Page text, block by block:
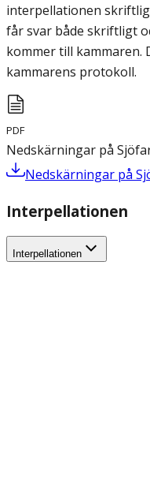
interpellationen
får svar både skriftligt
kommer till kammaren.
kammarens protokoll.
PDF
Nedskärningar på
Nedskärningar på
Interpellationen
Interpellationen